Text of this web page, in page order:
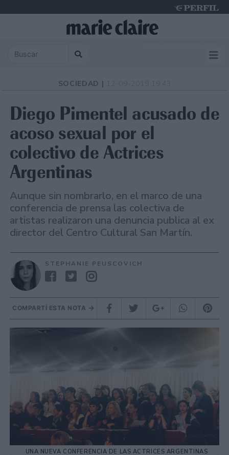
SOCIEDAD |
Diego Pimentel acusado de
acoso sexual por el
colectivo de Actrices
Argentinas
Aunque sin nombrarlo, en el marco de una
conferencia de prensa las colectiva de
artistas realizaron una denuncia publica al ex
director del Centro Cultural San Martín.
STEPHANIE PEUSCOVICH
COMPARTÍ ESTA NOTA
UNA NUEVA CONFERENCIA DE LAS ACTRICES ARGENTINAS